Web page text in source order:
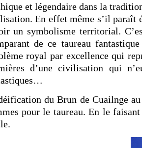
et légendaire dans la
En effet même s’il paraît
un symbolisme territorial.
de ce taureau
royal par excellence qui
d’une civilisation qui
du Brun de Cuailnge
pour le taureau. En le